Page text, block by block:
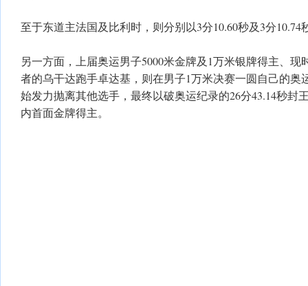
至于东道主法国及比利时，则分别以3分10.60秒及3分10.74
另一方面，上届奥运男子5000米金牌及1万米银牌得主、现
者的乌干达跑手卓达基，则在男子1万米决赛一圆自己的奥
始发力抛离其他选手，最终以破奥运纪录的26分43.14秒封
内首面金牌得主。